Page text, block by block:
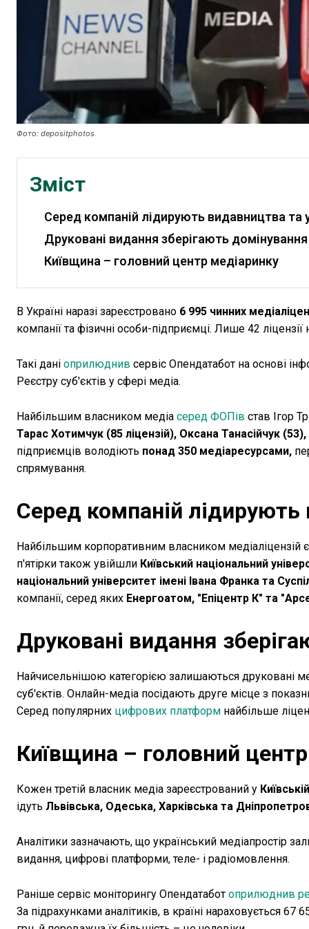
Фото: depositphotos
Зміст
Серед компаній лідирують видавництва та
Друковані видання зберігають домінування
Київщина – головний центр медіаринку
В Україні наразі зареєстровано 6 995 чинних
компанії та фізичні особи-підприємці. Лише 42
Такі дані оприлюднив сервіс Опендатабот на основі
Реєстру суб'єктів у сфері медіа.
Найбільшим власником медіа серед ФОПів став Ігор
Тарас Хотимчук (85 ліцензій), Оксана Танасійчук
підприємців володіють понад 350 медіаресурсами,
спрямування.
Серед компаній лідирують
Найбільшим корпоративним власником медіаліцензій
п'ятірки також увійшли Київський національний
національний університет імені Івана Франка та
компанії, серед яких Енергоатом, "Епіцентр К" та
Друковані видання
Найчисельнішою категорією залишаються друковані
суб'єктів. Онлайн-медіа посідають друге місце з
Серед популярних цифрових платформ найбільше
Київщина – головний
Кожен третій власник медіа зареєстрований у
ідуть Львівська, Одеська, Харківська та
Аналітики зазначають, що український медіапростір
видання, цифрові платформи, теле- і радіомовлення.
Раніше сервіс моніторингу Опендатабот оприлюднив
За підрахунками аналітиків, в країні нараховується